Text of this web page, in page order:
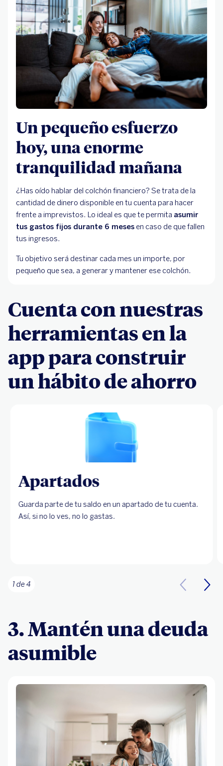
Un pequeño esfuerzo
hoy, una enorme
tranquilidad mañana
¿Has oído hablar del colchón financiero? Se trata de la
cantidad de dinero disponible en tu cuenta para hacer
frente a imprevistos. Lo ideal es que te permita asumir
tus gastos fijos durante 6 meses en caso de que fallen
tus ingresos.
Tu objetivo será destinar cada mes un importe, por
pequeño que sea, a generar y mantener ese colchón.
Cuenta con nuestras
herramientas en la
app para construir
un hábito de ahorro
Apartados
Guarda parte de tu saldo en un apartado de tu cuenta.
Así, si no lo ves, no lo gastas.
1 de 4
3. Mantén una deuda
asumible